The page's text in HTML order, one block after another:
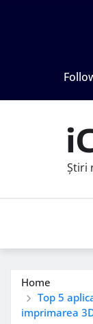
Știri
Home
Top 5
imprimarea